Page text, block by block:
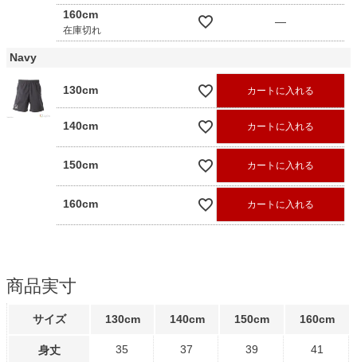
160cm
在庫切れ
—
Navy
130cm カートに入れる
140cm カートに入れる
150cm カートに入れる
160cm カートに入れる
商品実寸
サイズ 130cm 140cm 150cm 160cm
身丈 35 37 39 41